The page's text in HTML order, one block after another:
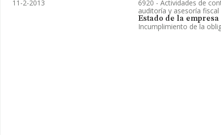
11-2-2013
6920 - Actividades de
auditoría y asesoría fiscal
Estado de la empresa
Incumplimiento de la